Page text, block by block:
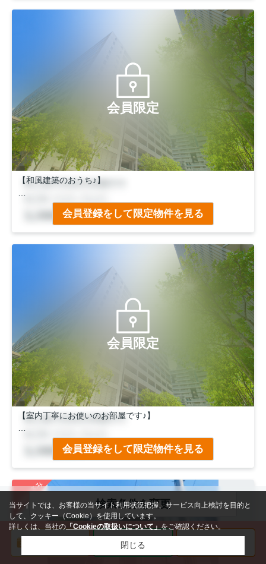
会員限定
【和風建築のおうち♪】
◆店舗付き！
◆８４坪の家庭菜園用地付き！
会員登録をして限定物件を見る
会員限定
【室内丁寧にお使いのお部屋です♪】
◆ＪＲ「太秦」駅徒歩１１分＆嵐電「有栖川」駅２分
２wayアクセスで通勤・通学便利♪
◆南向きバルコニーで日当たり良好！
◆ウォークインクローゼットやトランクルーム付で収納充
実！
会員登録をして限定物件を見る
ご成約済み 検索条件を変更
当サイトでは、お客様の当サイト利用状況把握、サービス向上検討を目的と
して、クッキー（Cookie）を使用しています。
詳しくは、当社の 「Cookieの取扱いについて」をご確認ください。
閉じる